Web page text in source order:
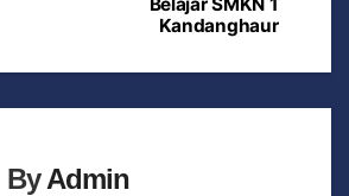
Kandanghaur
ByAdmin